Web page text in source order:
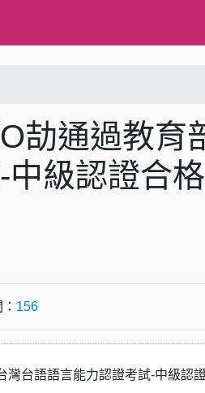
劼通過教育
級認證合格
156
灣台語語言能力認證考試-中級認